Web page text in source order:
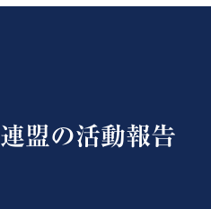
連盟の活動報告